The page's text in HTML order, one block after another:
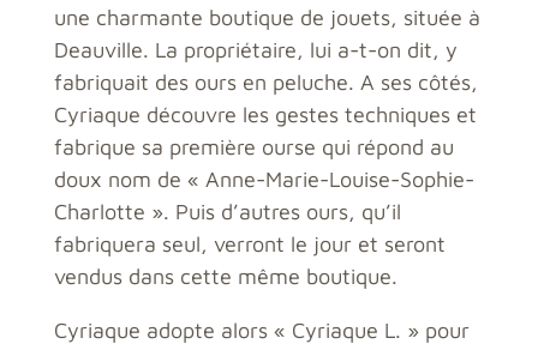
une charmante boutique de jouets, située à
Deauville. La propriétaire, lui a-t-on dit, y
fabriquait des ours en peluche. A ses côtés,
Cyriaque découvre les gestes techniques et
fabrique sa première ourse qui répond au
doux nom de « Anne-Marie-Louise-Sophie-
Charlotte ». Puis d’autres ours, qu’il
fabriquera seul, verront le jour et seront
vendus dans cette même boutique.
Cyriaque adopte alors « Cyriaque L. » pour